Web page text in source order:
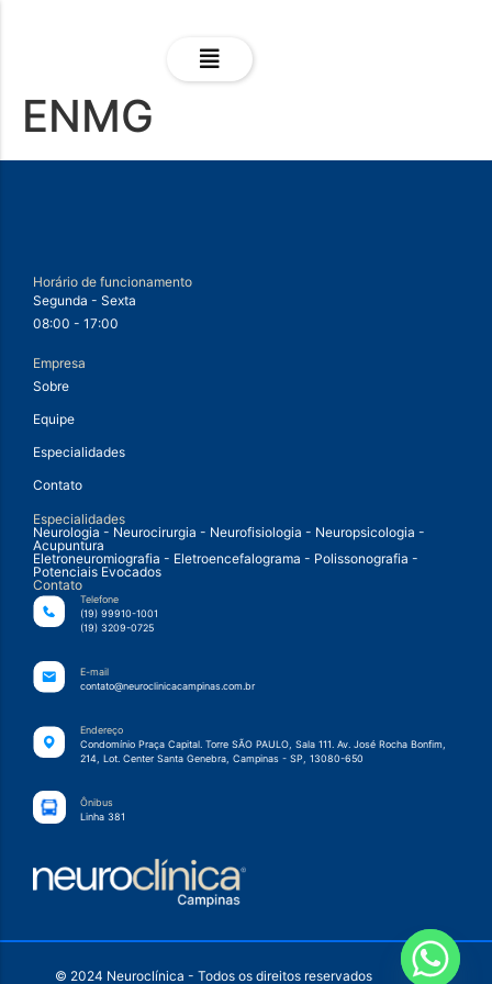
ENMG
Horário de funcionamento
Segunda - Sexta
08:00 - 17:00
Empresa
Sobre
Equipe
Especialidades
Contato
Especialidades
Neurologia - Neurocirurgia - Neurofisiologia - Neuropsicologia -
Acupuntura
Eletroneuromiografia - Eletroencefalograma - Polissonografia -
Potenciais Evocados
Contato
Telefone
(19) 99910-1001
(19) 3209-0725
E-mail
contato@neuroclinicacampinas.com.br
Endereço
Condomínio Praça Capital. Torre SÃO PAULO, Sala 111. Av. José Rocha Bonfim,
214, Lot. Center Santa Genebra, Campinas - SP, 13080-650
Ônibus
Linha 381
© 2024 Neuroclínica - Todos os direitos reservados